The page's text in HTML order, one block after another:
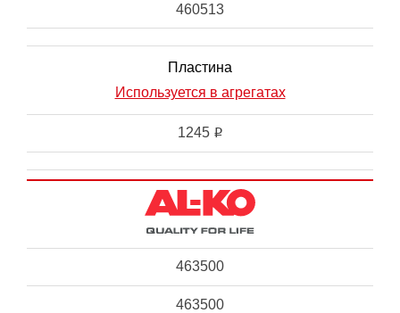
460513
Пластина
Используется в агрегатах
1245 i
463500
463500